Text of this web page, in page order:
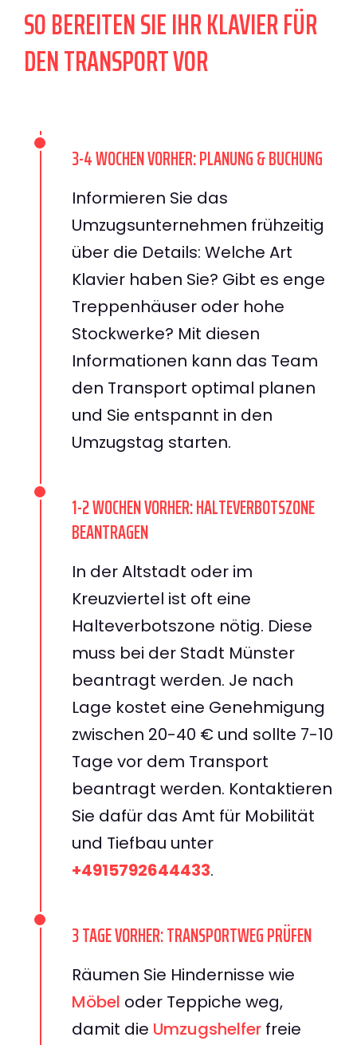
SO BEREITEN SIE IHR KLAVIER FÜR
DEN TRANSPORT VOR
3-4 WOCHEN VORHER: PLANUNG & BUCHUNG
Informieren Sie das
Umzugsunternehmen frühzeitig
über die Details: Welche Art
Klavier haben Sie? Gibt es enge
Treppenhäuser oder hohe
Stockwerke? Mit diesen
Informationen kann das Team
den Transport optimal planen
und Sie entspannt in den
Umzugstag starten.
1-2 WOCHEN VORHER: HALTEVERBOTSZONE
BEANTRAGEN
In der Altstadt oder im
Kreuzviertel ist oft eine
Halteverbotszone nötig. Diese
muss bei der Stadt Münster
beantragt werden. Je nach
Lage kostet eine Genehmigung
zwischen 20-40 € und sollte 7-10
Tage vor dem Transport
beantragt werden. Kontaktieren
Sie dafür das Amt für Mobilität
und Tiefbau unter
+4915792644433.
3 TAGE VORHER: TRANSPORTWEG PRÜFEN
Räumen Sie Hindernisse wie
Möbel oder Teppiche weg,
damit die Umzugshelfer freie